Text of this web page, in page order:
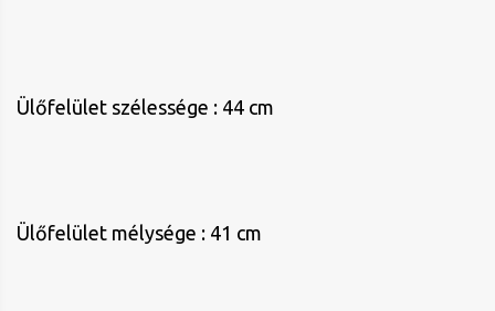
Ülőfelület szélessége : 44 cm
Ülőfelület mélysége : 41 cm